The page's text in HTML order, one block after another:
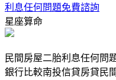
利息任何問題免費諮詢
星座算命
民間房屋二胎利息任何問
銀行比較南投信貸房貸民